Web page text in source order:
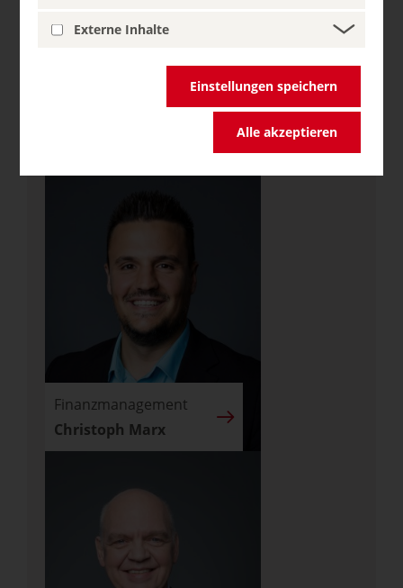
Externe Inhalte
Einstellungen speichern
Alle akzeptieren
Finanzmanagement
Christoph Marx